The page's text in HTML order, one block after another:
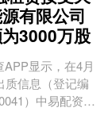
有限公司
3000万股
显示，在4月
质信息（登记编
）中易配资，
公司出质其